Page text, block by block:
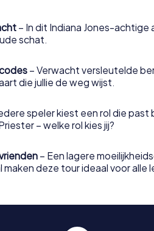
– In dit Indiana Jones-achtige
schat.
– Verwacht versleutelde
die jullie de weg wijst.
speler kiest een rol die past
– welke rol kies jij?
– Een lagere
maken deze tour ideaal voor alle